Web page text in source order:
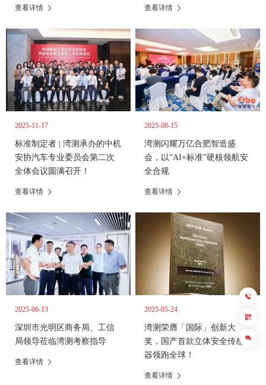
查看详情 查看详情
2025-11-17
标准制定者 | 湾测承办的中机
安协汽车专业委员会第二次
全体会议圆满召开！
查看详情
2025-08-15
湾测闪耀万亿合肥智造盛
会，以“AI×标准”硬核领航安
全合规
查看详情
2025-06-13
深圳市光明区商务局、工信
局领导莅临湾测考察指导
查看详情
2025-05-24
湾测荣膺「国际」创新大
奖，国产首款立体安全传感
器领跑全球！
查看详情
0
8